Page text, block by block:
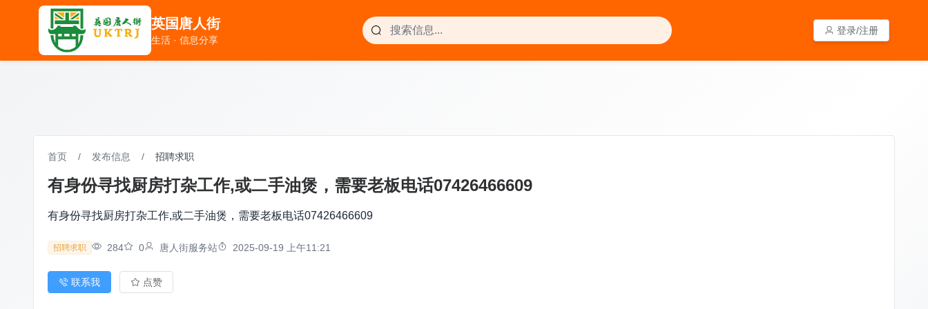
英国唐人街
生活 · 信息分享
登录/注册
英国唐人街
生活 · 信息分享
登录/注册
首页 / 发布信息 / 招聘求职
有身份寻找厨房打杂工作,或二手油煲，需要老板电话07426466609
有身份寻找厨房打杂工作,或二手油煲，需要老板电话07426466609
招聘求职 284 0 唐人街服务站 2025-09-19 上午11:21
联系我 点赞